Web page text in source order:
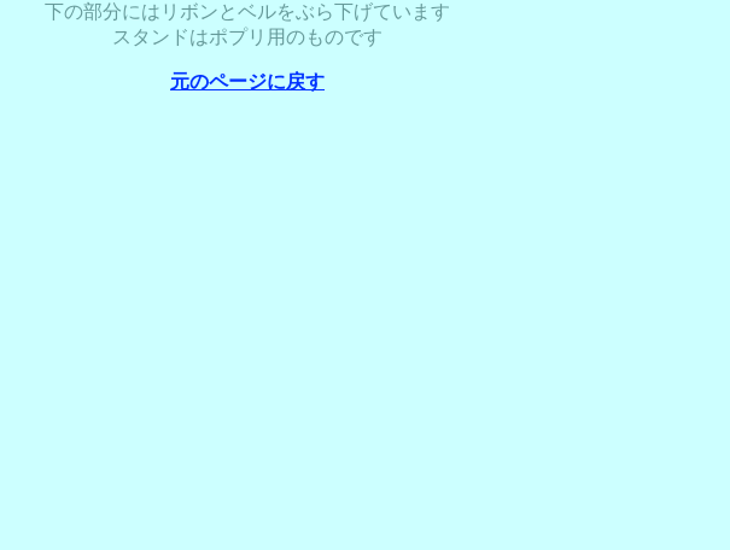
下の部分にはリボンとベルをぶら下げています
スタンドはポプリ用のものです
元のページに戻す